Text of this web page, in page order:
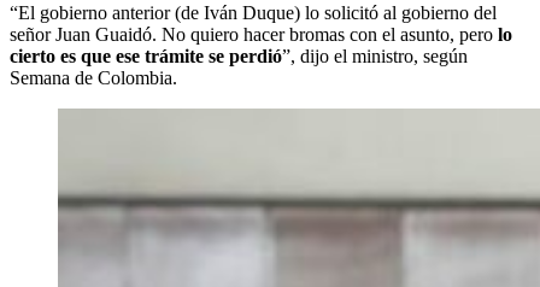
“El gobierno anterior (de Iván Duque) lo solicitó al gobierno del
señor Juan Guaidó. No quiero hacer bromas con el asunto, pero lo
cierto es que ese trámite se perdió”, dijo el ministro, según
Semana de Colombia.